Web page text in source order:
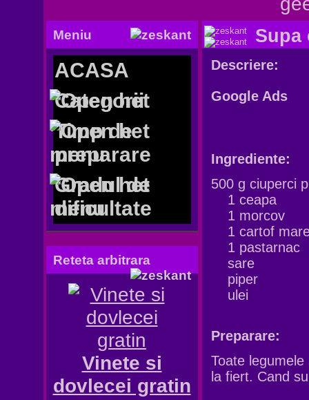
Meniu
ACASA
Categorii
Timp de
preparare
Gradul de
dificultate
Reteta arbitrara
Vinete si
dovlecei gratin
Supa
Descriere:
Google Ads
Ingrediente:
500 g ciuperci
1 ceapa
1 morcov
1 cartof
1 pastarnac
sare
piper
ulei
Preparare:
Toate
la fiert. Cand